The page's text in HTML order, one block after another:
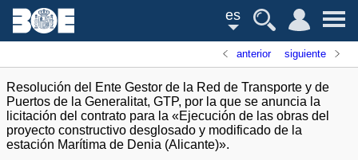
es
anterior siguiente
Resolución del Ente Gestor de la Red de Transporte y de
Puertos de la Generalitat, GTP, por la que se anuncia la
licitación del contrato para la «Ejecución de las obras del
proyecto constructivo desglosado y modificado de la
estación Marítima de Denia (Alicante)».